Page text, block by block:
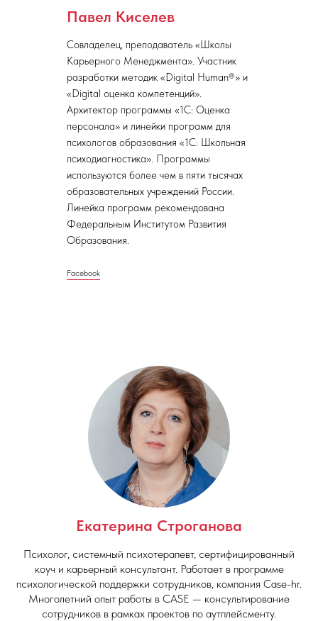
Павел Киселев
Совладелец, преподаватель «Школы
Карьерного Менеджмента». Участник
разработки методик «Digital Human®» и
«Digital оценка компетенций».
Архитектор программы «1С: Оценка
персонала» и линейки программ для
психологов образования «1С: Школьная
психодиагностика». Программы
используются более чем в пяти тысячах
образовательных учреждений России.
Линейка программ рекомендована
Федеральным Институтом Развития
Образования.
Facebook
Екатерина Строганова
Психолог, системный психотерапевт, сертифицированный
коуч и карьерный консультант. Работает в программе
психологической поддержки сотрудников, компания Case-hr.
Многолетний опыт работы в CASE — консультирование
сотрудников в рамках проектов по аутплейсменту.